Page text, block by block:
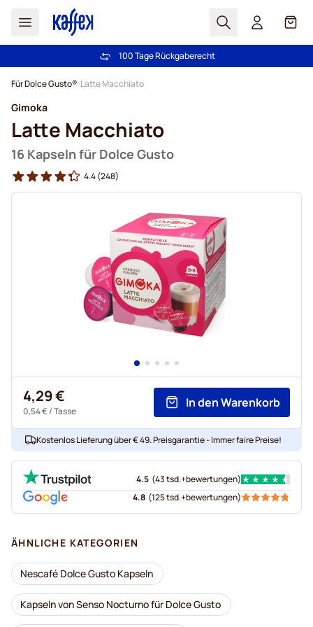
Suchen Cart
Kostenlos Lieferung über € 49
100 Tage Rückgaberecht
Für Dolce Gusto® Latte Macchiato
Gimoka
Latte Macchiato
16 Kapseln für Dolce Gusto
4.4(248)
4,29 €
0,54 €/ Tasse
In den Warenkorb
Kostenlos Lieferung über € 49. Preisgarantie - Immer faire Preise!
4.5 (43 tsd.+bewertungen)
4.8 (125 tsd.+bewertungen)
ÄHNLICHE KATEGORIEN
Nescafé Dolce Gusto Kapseln
Kapseln von Senso Nocturno für Dolce Gusto